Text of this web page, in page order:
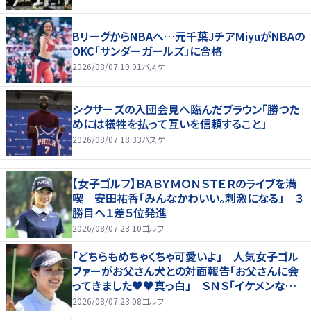
BリーグからNBAへ…元千葉JチアMiyuがNBAの
OKC「サンダーガールズ」に合格
2026/08/07 19:01 バスケ
シクサーズの入団会見へ臨んだブラウン「勝つた
めには犠牲を払って互いを信頼すること」
2026/08/07 18:33バスケ
【女子ゴルフ】ＢＡＢＹＭＯＮＳＴＥＲのライブを満
喫 安田祐香「みんなかわいい。刺激になる」 ３
勝目へ１差５位発進
2026/08/07 23:10ゴルフ
「どちらもめちゃくちゃ可愛いよ」 人気女子ゴル
ファーがお父さん犬との対面報告「お父さんに会
ってきました♥♥真っ白」 ＳＮＳ「イケメンなお
父さん」「白戸家入りするんですか？」
2026/08/07 23:08ゴルフ